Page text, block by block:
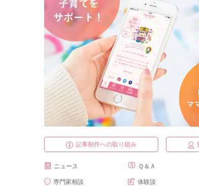
記事制作への取り組み
ニュース
専門家相談
Ｑ＆Ａ
体験談